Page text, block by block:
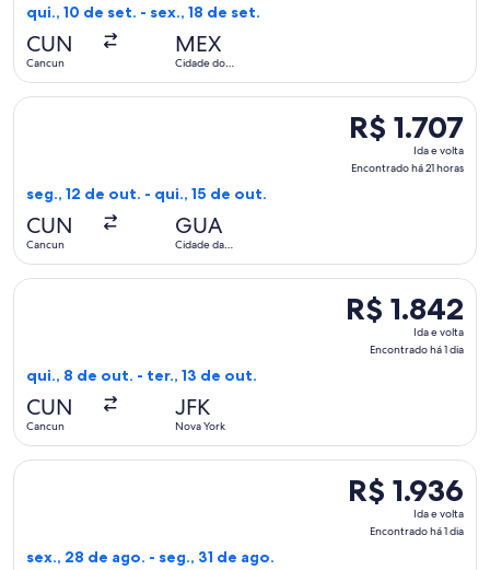
horas
qui., 10 de set. - sex., 18 de set.
CUN
Cancun
MEX
Cidade do
R$ 1.707
Ida
e
horas
R$ 1.707
Ida e volta
Encontrado há 21 horas
seg., 12 de out. - qui., 15 de out.
CUN
Cancun
GUA
Cidade da
Selecionar o voo da Aeromexico, que sai em seg., 12 de
R$ 1.842
Ida
dia
R$ 1.842
Ida e volta
Encontrado há 1 dia
qui., 8 de out. - ter., 13 de out.
CUN
Cancun
JFK
Nova York
Selecionar o voo da Delta, que sai em qui., 8 de out. de
R$ 1.936
Ida
R$ 1.936
Ida e volta
Encontrado há 1 dia
sex., 28 de ago. - seg., 31 de ago.
Selecionar o voo da avianca, que sai em sex., 28 de ago.